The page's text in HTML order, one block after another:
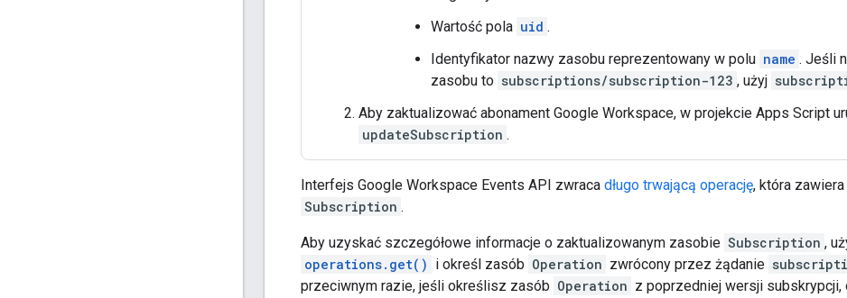
Wartość pola uid .
Identyfikator nazwy zasobu reprezentowany w polu name . Jeśli
zasobu to subscriptions/subscription-123 , użyj
Aby zaktualizować abonament Google Workspace, w projekcie Apps Script
updateSubscription .
Interfejs Google Workspace Events API zwraca długo trwającą operację, która
Subscription .
Aby uzyskać szczegółowe informacje o zaktualizowanym zasobie Subscription ,
operations.get() i określ zasób Operation zwrócony przez żądanie
przeciwnym razie, jeśli określisz zasób Operation z poprzedniej wersji